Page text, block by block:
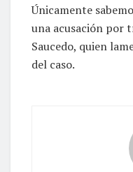
Únicamente
una acusación por
Saucedo, quien
del caso.